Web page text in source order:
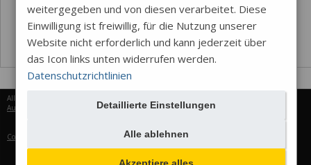
Alle Rechte vorbehalten © 2026
Aureus Services
Cookie-Einstellungen
weitergegeben und von diesen verarbeitet. Diese
Einwilligung ist freiwillig, für die Nutzung unserer
Website nicht erforderlich und kann jederzeit über
das Icon links unten widerrufen werden.
Datenschutzrichtlinien
Detaillierte Einstellungen
Alle ablehnen